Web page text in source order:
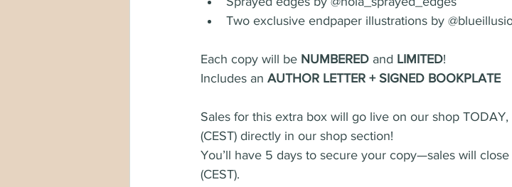
Two exclusive endpaper illustrations by
Each copy will be NUMBERED and LIMITED!
Includes an AUTHOR LETTER + SIGNED BOOKPLATE
Sales for this extra box will go live on our shop
(CEST) directly in our shop section!
You’ll have 5 days to secure your copy—sales will
(CEST).